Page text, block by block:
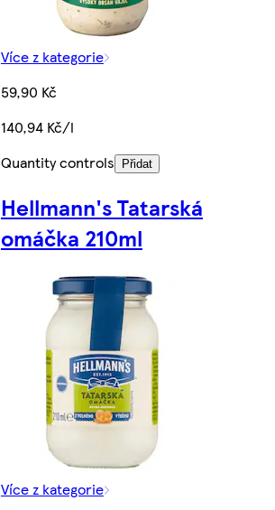
Více z kategorie
59,90 Kč
140,94 Kč/l
Quantity controls
Přidat
Hellmann's Tatarská
omáčka 210ml
Více z kategorie